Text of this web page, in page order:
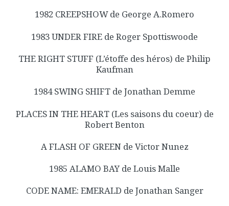
1982 CREEPSHOW de George A.Romero
1983 UNDER FIRE de Roger Spottiswoode
THE RIGHT STUFF (L’étoffe des héros) de Philip
Kaufman
1984 SWING SHIFT de Jonathan Demme
PLACES IN THE HEART (Les saisons du coeur) de
Robert Benton
A FLASH OF GREEN de Victor Nunez
1985 ALAMO BAY de Louis Malle
CODE NAME: EMERALD de Jonathan Sanger